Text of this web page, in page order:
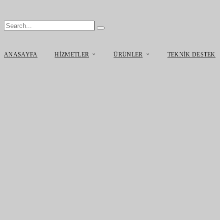
ANASAYFA HIZMETLER ÜRÜNLER TEKNIK DESTEK